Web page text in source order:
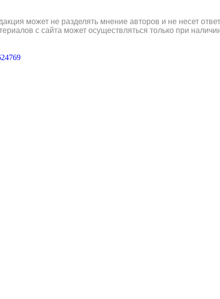
может не разделять мнение авторов и не несет
с сайта может осуществляться только при